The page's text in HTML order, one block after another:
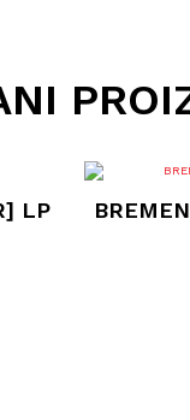
LP